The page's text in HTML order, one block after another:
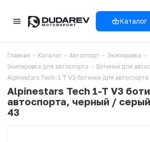
Каталог
Главная - Каталог - Автоспорт - Экипировка -
Экипировка для автоспорта - Ботинки для
Alpinestars Tech-1 T V3 ботинки для автоспорта
Alpinestars Tech 1-T V3
автоспорта, черный /
43